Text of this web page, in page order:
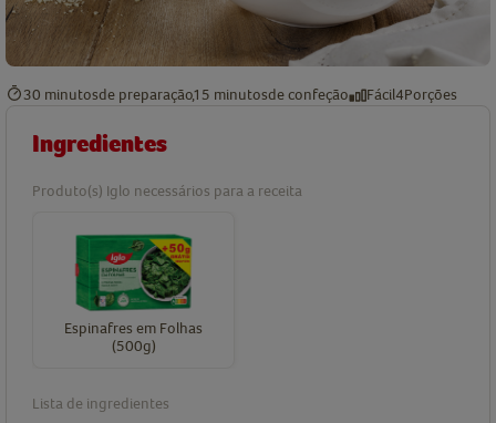
30 minutosde preparação15 minutosde confeção Fácil4Porções
Ingredientes
Produto(s) Iglo necessários para a receita
Espinafres em Folhas
(500g)
Lista de ingredientes